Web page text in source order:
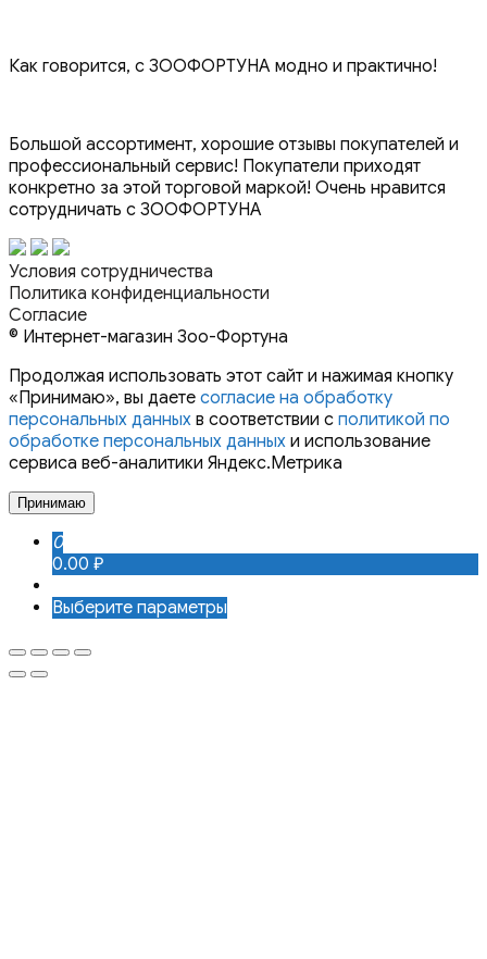
Как говорится, с ЗООФОРТУНА модно и практично!
Большой ассортимент, хорошие отзывы покупателей и
профессиональный сервис! Покупатели приходят
конкретно за этой торговой маркой! Очень нравится
сотрудничать с ЗООФОРТУНА
Условия сотрудничества
Политика конфиденциальности
Согласие
© Интернет-магазин Зоо-Фортуна
Продолжая использовать этот сайт и нажимая кнопку
«Принимаю», вы даете согласие на обработку
персональных данных в соответствии с политикой по
обработке персональных данных и использование
сервиса веб-аналитики Яндекс.Метрика
Принимаю
0
0.00 ₽
Выберите параметры